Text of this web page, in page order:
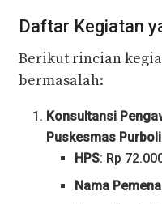
Daftar Kegiatan
Berikut rincian
bermasalah:
Konsultansi
Puskesmas
HPS: Rp
Nama